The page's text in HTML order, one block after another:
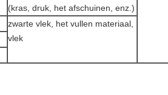
(kras, druk, het afschuinen, enz.)
zwarte vlek, het vullen materiaal,
vlek